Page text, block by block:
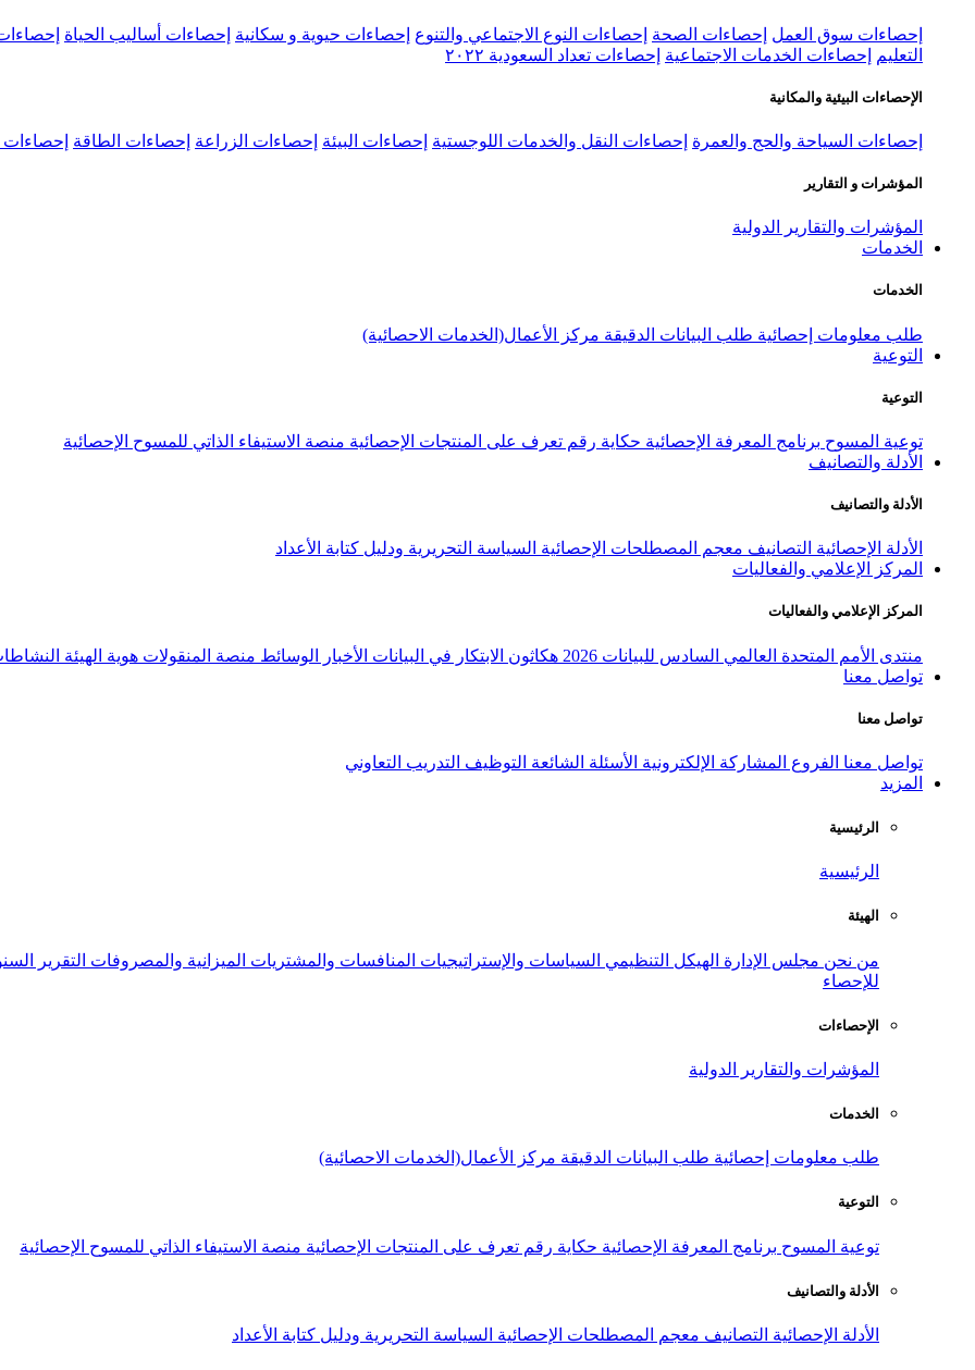
إحصاءات سوق العمل إحصاءات الصحة إحصاءات النوع الاجتماعي والتنوع إحصاءات حيوية و سكانية إحصاءات أساليب الحياة
التعليم
إحصاءات الخدمات الاجتماعية إحصاءات تعداد السعودية ٢٠٢٢
الإحصاءات البيئية والمكانية
إحصاءات السياحة والحج والعمرة إحصاءات النقل والخدمات اللوجستية إحصاءات البيئة إحصاءات الزراعة إحصاءات الطاقة إحصاءات
المؤشرات و التقارير
المؤشرات والتقارير الدولية
الخدمات
الخدمات
طلب معلومات إحصائية طلب البيانات الدقيقة مركز الأعمال(الخدمات الاحصائية)
التوعية
التوعية
توعية المسوح برنامج المعرفة الإحصائية حكاية رقم تعرف على المنتجات الإحصائية منصة الاستيفاء الذاتي للمسوح الإحصائية
الأدلة والتصانيف
الأدلة والتصانيف
الأدلة الإحصائية التصانيف معجم المصطلحات الإحصائية السياسة التحريرية ودليل كتابة الأعداد
المركز الإعلامي والفعاليات
المركز الإعلامي والفعاليات
منتدى الأمم المتحدة العالمي السادس للبيانات 2026 هكاثون الابتكار في البيانات الأخبار الوسائط منصة المنقولات هوية الهيئة
تواصل معنا
تواصل معنا
تواصل معنا الفروع المشاركة الإلكترونية الأسئلة الشائعة التوظيف التدريب التعاوني
المزيد
الرئيسية
الرئيسية
الهيئة
من نحن مجلس الإدارة الهيكل التنظيمي السياسات والإستراتيجيات المنافسات والمشتريات الميزانية والمصروفات التقرير
للإحصاء
الإحصاءات
المؤشرات والتقارير الدولية
الخدمات
طلب معلومات إحصائية طلب البيانات الدقيقة مركز الأعمال(الخدمات الاحصائية)
التوعية
توعية المسوح برنامج المعرفة الإحصائية حكاية رقم تعرف على المنتجات الإحصائية منصة الاستيفاء الذاتي للمسوح الإحصائية
الأدلة والتصانيف
الأدلة الإحصائية التصانيف معجم المصطلحات الإحصائية السياسة التحريرية ودليل كتابة الأعداد